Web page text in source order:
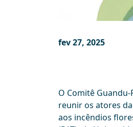
fev 27, 2025
O Comitê
reunir os atores
aos incêndios